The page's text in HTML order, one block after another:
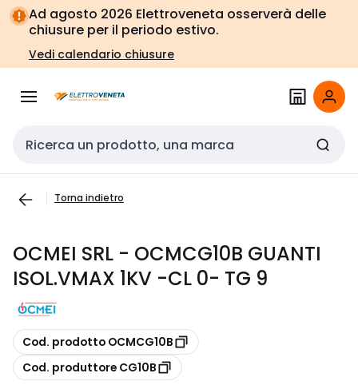
Vai alla
navigazione
Vai
alla
pagina
Ad agosto 2026 Elettroveneta osserverà delle
chiusure per il periodo estivo.
Vedi calendario chiusure
Cerca input
Torna indietro
OCMEI SRL - OCMCG10B GUANTI
ISOL.VMAX 1KV -CL 0- TG 9
copia
Cod. prodotto OCMCG10B
copia
Cod. produttore CG10B